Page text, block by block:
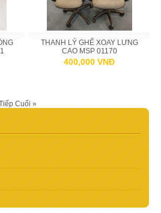
THANH LÝ GHẾ XOAY LƯNG
CAO MSP 01170
400,000 VNĐ
Cuối »